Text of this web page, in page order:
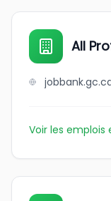
All
Voir les emplois